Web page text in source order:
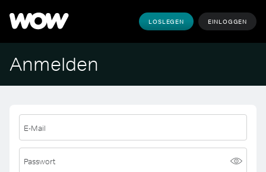
LOSLEGEN EINLOGGEN
Anmelden
E-Mail
Passwort